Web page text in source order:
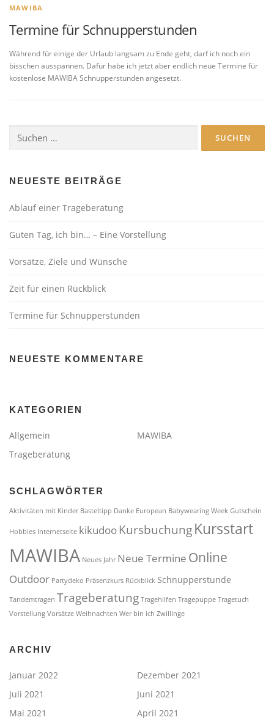
MAWIBA
Termine für Schnupperstunden
Während für einige der Urlaub langsam zu Ende geht, darf ich noch ein
bisschen ausspannen. Dafür habe ich jetzt aber endlich neue Termine für
kostenlose MAWIBA Schnupperstunden angesetzt.
nach:
NEUESTE BEITRÄGE
Ablauf einer Trageberatung
Guten Tag, ich bin… – Eine Vorstellung
Vorsätze, Ziele und Wünsche
Zeit für einen Rückblick
Termine für Schnupperstunden
NEUESTE KOMMENTARE
KATEGORIEN
Allgemein
MAWIBA
Trageberatung
SCHLAGWÖRTER
Aktivitäten mit Kinder Basteltipp Danke European Babywearing Week Gutschein
Hobbies Internetseite kikudoo KursbuchungKursstart
MAWIBA Neues Jahr Neue Termine Online
Outdoor Partydeko Präsenzkurs Rückblick Schnupperstunde
Tandemtragen Trageberatung Tragehilfen Tragepuppe Tragetuch
Vorstellung Vorsätze Weihnachten Wer bin ich Zwillinge
ARCHIV
Januar 2022
Dezember 2021
Juli 2021
Juni 2021
Mai 2021
April 2021